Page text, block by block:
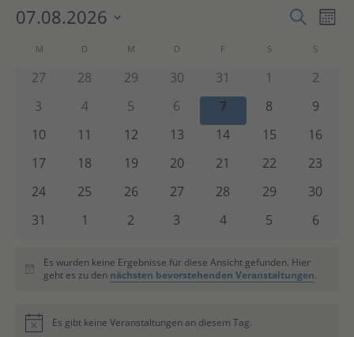
und
Suche
07.08.2026
wählen.
Kalender
von
M D DIENSTAGM MITTWOCH
D DONNERSTAG
F S S
0
27
0
28
0
Veranstaltungen
29
0
Veranstaltungen
30
0
Veranstaltungen
31
01
0
2
0
3
0
4
0
Veranstaltungen
5
0
Veranstaltungen
6
0
Veranstaltungen
7
0
8
0
9
010
011
012
013
014
015
016
017
018
019
0
20
0
21
0
22
0
23
0
24
0
25
0
26
0
27
0
28
0
29
0
30
0
31
01
0
2
0
3
0
4
0
5
0
6
Hinweis
Es wurden keine Ergebnisse für diese Ansicht gefunden. Hier
geht es zu den nächsten bevorstehenden Veranstaltungen.
HinweisEs gibt keine Veranstaltungen an diesem Tag.